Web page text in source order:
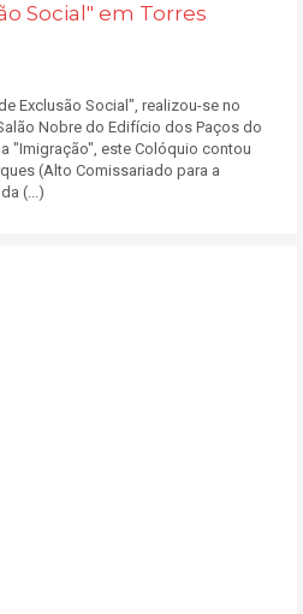
Social" em Torres
Exclusão Social", realizou-se no
Nobre do Edifício dos Paços do
"Imigração", este Colóquio contou
(Alto Comissariado para a
(...)